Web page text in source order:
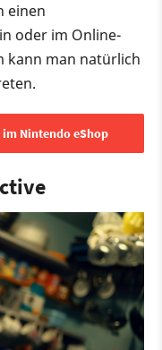
einen
oder im Online-
kann man natürlich
im Nintendo eShop